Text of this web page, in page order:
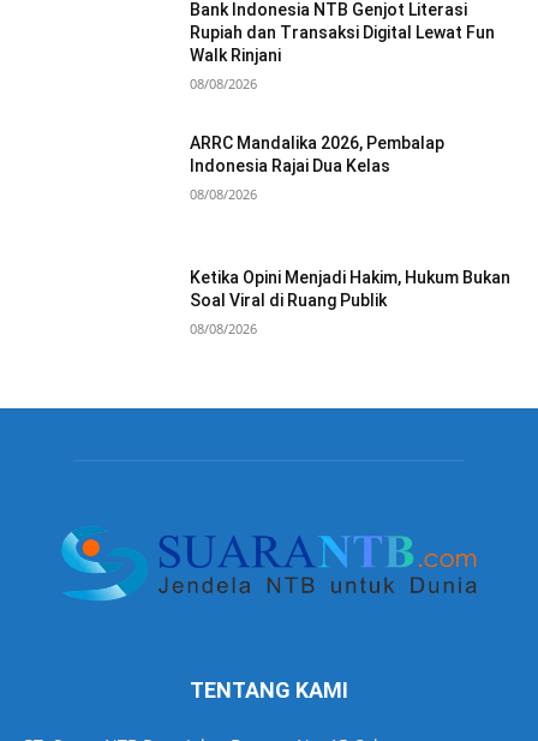
Bank Indonesia NTB Genjot Literasi
Rupiah dan Transaksi Digital Lewat Fun
Walk Rinjani
08/08/2026
ARRC Mandalika 2026, Pembalap
Indonesia Rajai Dua Kelas
08/08/2026
Ketika Opini Menjadi Hakim, Hukum Bukan
Soal Viral di Ruang Publik
08/08/2026
TENTANG KAMI